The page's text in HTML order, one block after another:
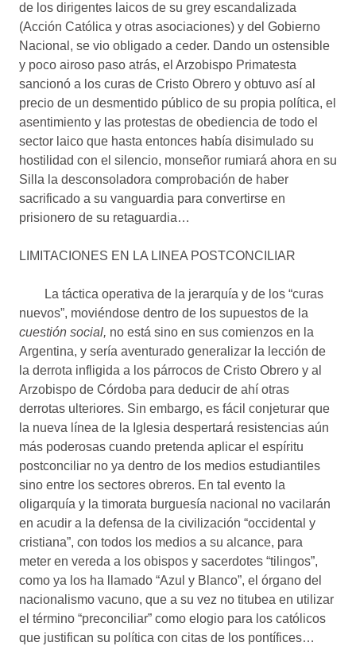
de los dirigentes laicos de su grey escandalizada
(Acción Católica y otras asociaciones) y del Gobierno
Nacional, se vio obligado a ceder. Dando un ostensible
y poco airoso paso atrás, el Arzobispo Primatesta
sancionó a los curas de Cristo Obrero y obtuvo así al
precio de un desmentido público de su propia política, el
asentimiento y las protestas de obediencia de todo el
sector laico que hasta entonces había disimulado su
hostilidad con el silencio, monseñor rumiará ahora en su
Silla la desconsoladora comprobación de haber
sacrificado a su vanguardia para convertirse en
prisionero de su retaguardia…
LIMITACIONES EN LA LINEA POSTCONCILIAR
La táctica operativa de la jerarquía y de los “curas
nuevos”, moviéndose dentro de los supuestos de la
cuestión social, no está sino en sus comienzos en la
Argentina, y sería aventurado generalizar la lección de
la derrota infligida a los párrocos de Cristo Obrero y al
Arzobispo de Córdoba para deducir de ahí otras
derrotas ulteriores. Sin embargo, es fácil conjeturar que
la nueva línea de la Iglesia despertará resistencias aún
más poderosas cuando pretenda aplicar el espíritu
postconciliar no ya dentro de los medios estudiantiles
sino entre los sectores obreros. En tal evento la
oligarquía y la timorata burguesía nacional no vacilarán
en acudir a la defensa de la civilización “occidental y
cristiana”, con todos los medios a su alcance, para
meter en vereda a los obispos y sacerdotes “tilingos”,
como ya los ha llamado “Azul y Blanco”, el órgano del
nacionalismo vacuno, que a su vez no titubea en utilizar
el término “preconciliar” como elogio para los católicos
que justifican su política con citas de los pontífices…